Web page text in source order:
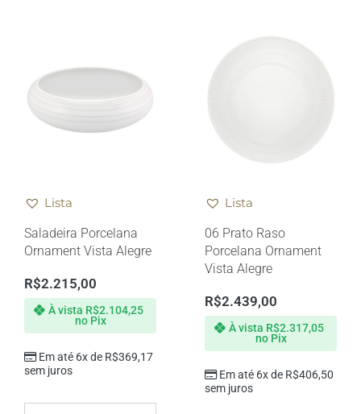
Lista
Saladeira Porcelana
Ornament Vista Alegre
R$2.215,00
Em até 6x de R$369,17
sem juros
À vista R$2.104,25
no Pix
Lista
06 Prato Raso
Porcelana Ornament
Vista Alegre
R$2.439,00
Em até 6x de R$406,50
sem juros
À vista R$2.317,05
no Pix